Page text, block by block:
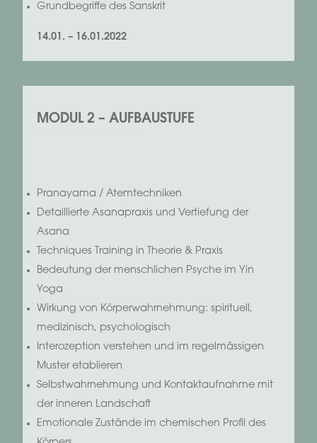
Grundbegriffe des Sanskrit
14.01. – 16.01.2022
MODUL 2 – AUFBAUSTUFE
Pranayama / Atemtechniken
Detaillierte Asanapraxis und Vertiefung der
Asana
Techniques Training in Theorie & Praxis
Bedeutung der menschlichen Psyche im Yin
Yoga
Wirkung von Körperwahrnehmung: spirituell,
medizinisch, psychologisch
Interozeption verstehen und im regelmässigen
Muster etablieren
Selbstwahrnehmung und Kontaktaufnahme mit
der inneren Landschaft
Emotionale Zustände im chemischen Profil des